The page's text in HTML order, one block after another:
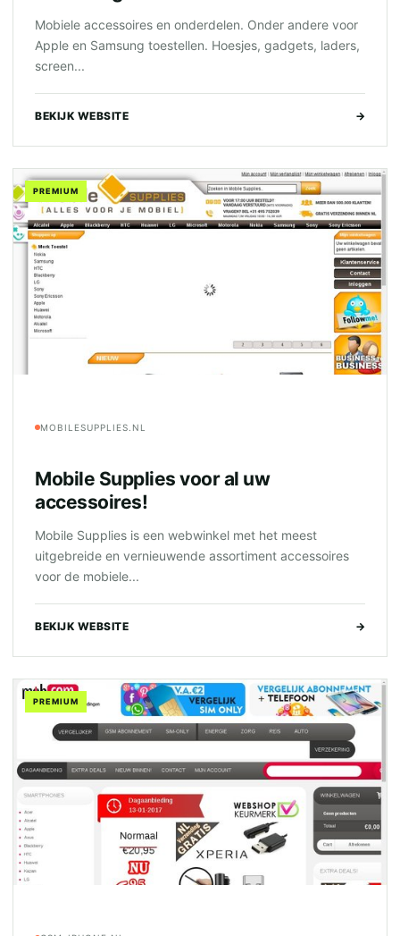
Mobiele accessoires en onderdelen. Onder andere voor
Apple en Samsung toestellen. Hoesjes, gadgets, laders,
screen...
BEKIJK WEBSITE →
PREMIUM
MOBILESUPPLIES.NL
Mobile Supplies voor al uw
accessoires!
Mobile Supplies is een webwinkel met het meest
uitgebreide en vernieuwende assortiment accessoires
voor de mobiele...
BEKIJK WEBSITE →
PREMIUM